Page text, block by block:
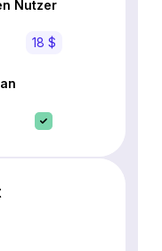
Nutzer
18 $